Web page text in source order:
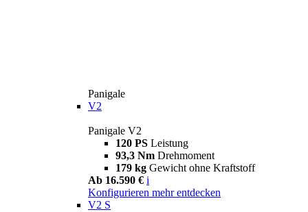
Panigale
V2
Panigale V2
120 PS Leistung
93,3 Nm Drehmoment
179 kg Gewicht ohne Kraftstoff
Ab 16.590 € i
Konfigurieren mehr entdecken
V2 S